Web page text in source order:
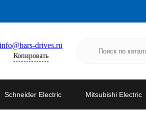
info@bars-drives.ru
Копировать
Schneider Electric Mitsubishi Electric